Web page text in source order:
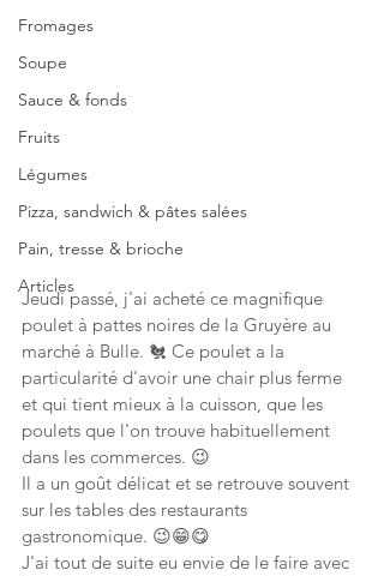
Fromages
Soupe
Sauce & fonds
Fruits
Légumes
Pizza, sandwich & pâtes salées
Pain, tresse & brioche
Articles
Jeudi passé, j'ai acheté ce magnifique
poulet à pattes noires de la Gruyère au
marché à Bulle. 🐔 Ce poulet a la
particularité d'avoir une chair plus ferme
et qui tient mieux à la cuisson, que les
poulets que l'on trouve habituellement
dans les commerces. 😉
Il a un goût délicat et se retrouve souvent
sur les tables des restaurants
gastronomique. 😉😁😋
J'ai tout de suite eu envie de le faire avec